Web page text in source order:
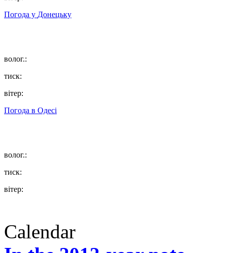
Погода у Донецьку
волог.:
тиск:
вітер:
Погода в Одесі
волог.:
тиск:
вітер:
Calendar